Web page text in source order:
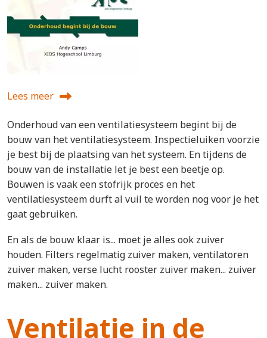
Lees meer
over Onderhoud begint bij de bouw
Onderhoud van een ventilatiesysteem begint bij de
bouw van het ventilatiesysteem. Inspectieluiken voorzie
je best bij de plaatsing van het systeem. En tijdens de
bouw van de installatie let je best een beetje op.
Bouwen is vaak een stofrijk proces en het
ventilatiesysteem durft al vuil te worden nog voor je het
gaat gebruiken.
En als de bouw klaar is... moet je alles ook zuiver
houden. Filters regelmatig zuiver maken, ventilatoren
zuiver maken, verse lucht rooster zuiver maken... zuiver
maken... zuiver maken.
Ventilatie in de